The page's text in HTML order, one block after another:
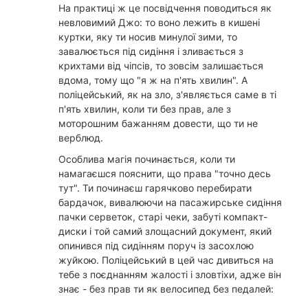
На практиці ж це посвідчення поводиться як
невловимий Джо: то воно лежить в кишені
куртки, яку ти носив минулої зими, то
завалюється під сидіння і зливається з
крихтами від чіпсів, то зовсім залишається
вдома, тому що "я ж на п'ять хвилин". А
поліцейський, як на зло, з'являється саме в ті
п'ять хвилин, коли ти без прав, але з
моторошним бажанням довести, що ти не
верблюд.
Особлива магія починається, коли ти
намагаєшся пояснити, що права "точно десь
тут". Ти починаєш гарячково перебирати
бардачок, вивалюючи на пасажирське сидіння
пачки серветок, старі чеки, забуті компакт-
диски і той самий злощасний документ, який
опинився під сидінням поруч із засохлою
жуйкою. Поліцейський в цей час дивиться на
тебе з поєднанням жалості і зловтіхи, адже він
знає - без прав ти як велосипед без педалей: